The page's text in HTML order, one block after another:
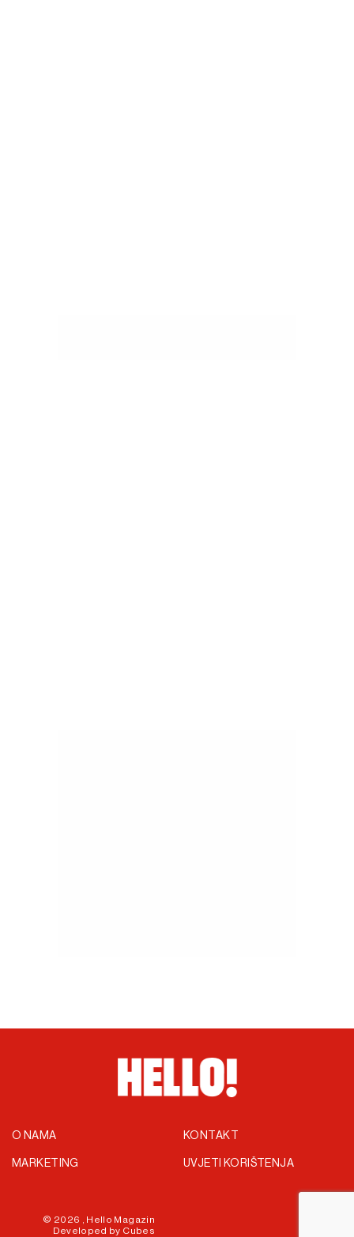
O NAMA
MARKETING
KONTAKT
UVJETI KORIŠTENJA
© 2026 , Hello Magazin
Developed by Cubes